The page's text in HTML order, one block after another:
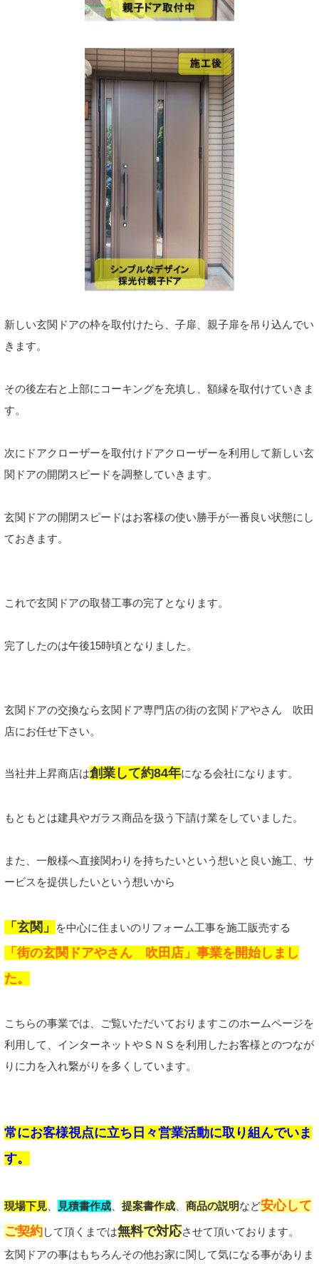
新しい玄関ドアの枠を取付けたら、子扉、親子扉を吊り込んでい
きます。
その後左右と上部にコーキングを充填し、額縁を取付けていきま
す。
次にドアクローザーを取付けドアクローザーを利用して新しい玄
関ドアの開閉スピードを調整していきます。
玄関ドアの開閉スピードはお客様の使い勝手が一番良い状態にし
ておきます。
これで玄関ドアの取替工事の完了となります。
完了したのは午後15時頃となりました。
玄関ドアの交換なら玄関ドア専門店の街の玄関ドアやさん 吹田
店にお任せ下さい。
当社井上昇商店は創業して約84年になる会社になります。
もともとは建具やガラス商品を扱う下請け業をしていました。
また、一般様へ直接関わりを持ちたいという想いと良い施工、サ
ービスを提供したいという想いから
「玄関」 を中心に住まいのリフォーム工事を施工販売する
「街の玄関ドアやさん 吹田店」事業を開始しまし
た。
こちらの事業では、ご覧いただいておりますこのホームページを
利用して、インターネットやＳＮＳを利用したお客様とのつなが
りに力を入れ繋がりを多くしています。
常にお客様視点に立ち日々営業活動に取り組んでいま
す。
現場下見 見積書作成 提案書作成 商品の説明など安心して
ご契約して頂くまでは無料で対応させて頂いております。
玄関ドアの事はもちろんその他お家に関して気になる事がありま